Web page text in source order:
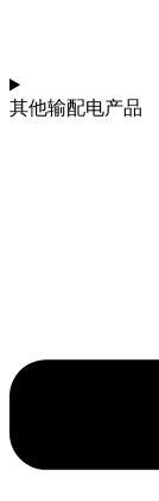
其他输配电产品